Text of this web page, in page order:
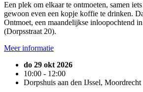
Een plek om elkaar te ontmoeten, samen
gewoon even een kopje koffie te drinken.
Ontmoet, een maandelijkse inloopochtend
(Dorpsstraat 20).
Meer informatie
do 29 okt 2026
10:00 - 12:00
Dorpshuis aan den IJssel, Moordrecht